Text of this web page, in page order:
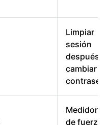
Limpiar
sesión
después
cambiar la
Medidores
de fuerza